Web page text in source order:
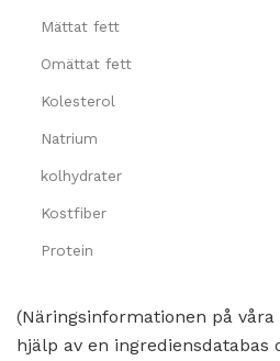
Mättat fett
Omättat fett
Kolesterol
Natrium
kolhydrater
Kostfiber
Protein
(Näringsinformationen på
hjälp av en ingrediensdatabas